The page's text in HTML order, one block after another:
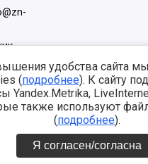
удобства сайта
(подробнее). К сайту
Yandex.Metrika,
также используют
(подробнее).
Я согласен/согласна